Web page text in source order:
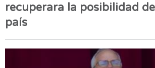
recuperara la posibilidad
país